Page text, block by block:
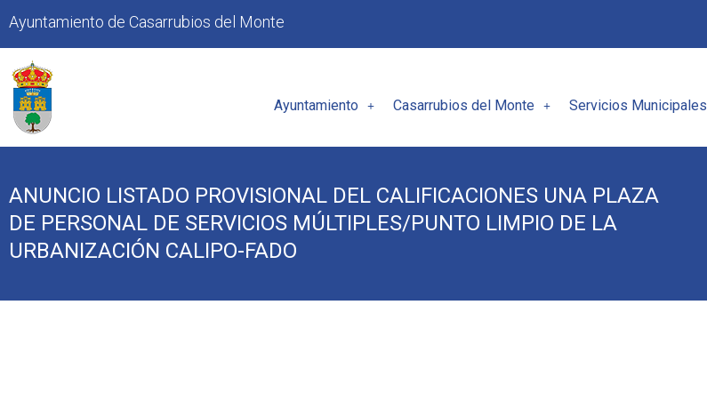
Ayuntamiento de Casarrubios del Monte
Ayuntamiento Casarrubios del Monte Servicios Municipales
ANUNCIO LISTADO PROVISIONAL DEL CALIFICACIONES UNA PLAZA
DE PERSONAL DE SERVICIOS MÚLTIPLES/PUNTO LIMPIO DE LA
URBANIZACIÓN CALIPO-FADO